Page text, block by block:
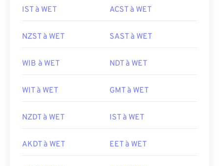
IST à WET ACST à WET
NZST à WET SAST à WET
WIB à WET NDT à WET
WIT à WET GMT à WET
NZDT à WET IST à WET
AKDT à WET EET à WET